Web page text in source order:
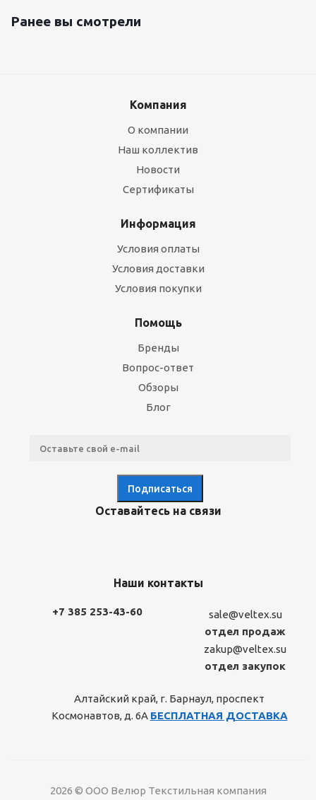
Ранее вы смотрели
Компания
О компании
Наш коллектив
Новости
Сертификаты
Информация
Условия оплаты
Условия доставки
Условия покупки
Помощь
Бренды
Вопрос-ответ
Обзоры
Блог
Оставайтесь на связи
Наши контакты
+7 385 253-43-60
sale@veltex.su
отдел продаж
zakup@veltex.su
отдел закупок
Алтайский край, г. Барнаул, проспект
Космонавтов, д. 6А БЕСПЛАТНАЯ ДОСТАВКА
2026 © ООО Велюр Текстильная компания